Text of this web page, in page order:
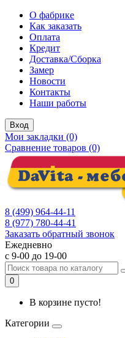
О фабрике
Как заказать
Оплата
Кредит
Доставка/Сборка
Замер
Новости
Контакты
Наши работы
Вход
Мои закладки (0)
Сравнение товаров (0)
8 (499) 964-44-11
8 (977) 780-44-41
Заказать обратный звонок
Ежедневно
с 9-00 до 19-00
0
В корзине пусто!
Категории